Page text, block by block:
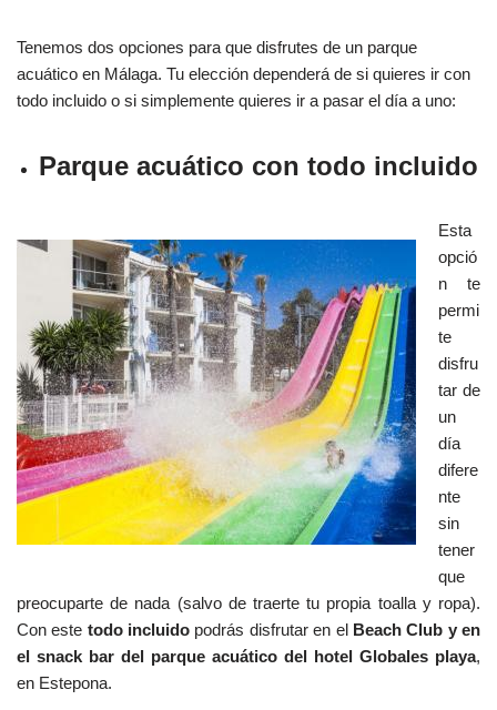
Tenemos dos opciones para que disfrutes de un parque
acuático en Málaga. Tu elección dependerá de si quieres ir con
todo incluido o si simplemente quieres ir a pasar el día a uno:
Parque acuático con todo incluido
Esta
opció
n te
permi
te
disfru
tar de
un
día
difere
nte
sin
tener
que
preocuparte de nada (salvo de traerte tu propia toalla y ropa).
Con este todo incluido podrás disfrutar en el Beach Club y en
el snack bar del parque acuático del hotel Globales playa,
en Estepona.